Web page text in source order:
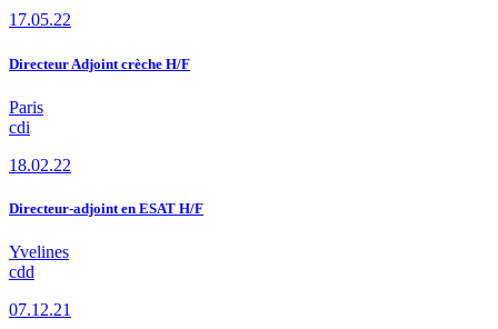
17.05.22
Directeur Adjoint crèche H/F
Paris
cdi
18.02.22
Directeur-adjoint en ESAT H/F
Yvelines
cdd
07.12.21